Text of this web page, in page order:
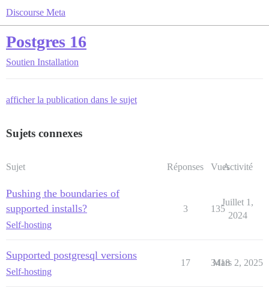
Discourse Meta
Postgres 16
Soutien Installation
afficher la publication dans le sujet
Sujets connexes
Sujet Réponses VuesActivité
Pushing the boundaries of
supported installs?
Self-hosting
3 135
Juillet 1,
2024
Supported postgresql versions
Self-hosting
17 3418
Mars 2, 2025